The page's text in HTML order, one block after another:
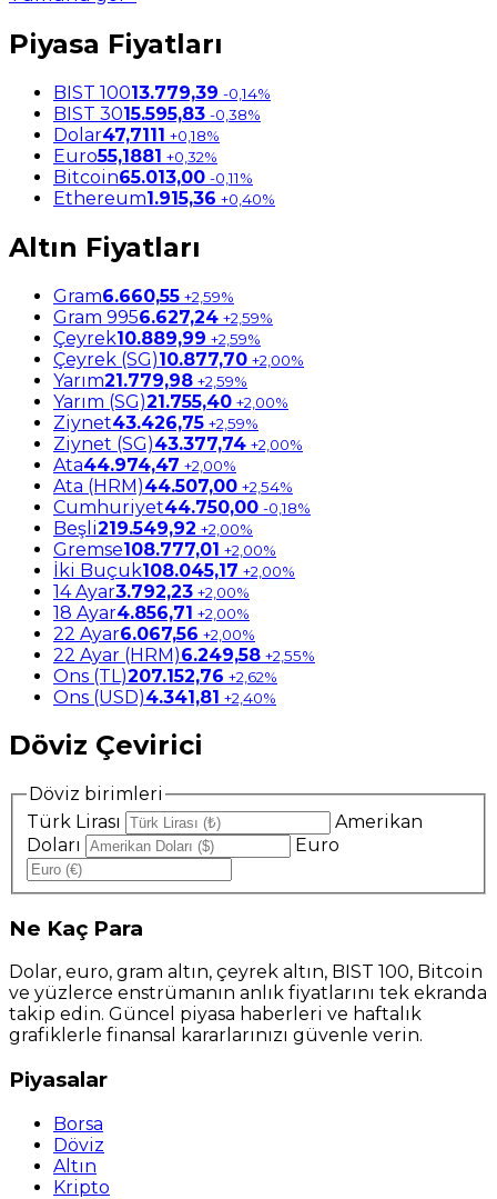
Piyasa Fiyatları
BIST 10013.779,39 -0,14%
BIST 3015.595,83 -0,38%
Dolar47,7111 +0,18%
Euro55,1881 +0,32%
Bitcoin65.013,00 -0,11%
Ethereum1.915,36 +0,40%
Altın Fiyatları
Gram6.660,55 +2,59%
Gram 9956.627,24 +2,59%
Çeyrek10.889,99 +2,59%
Çeyrek (SG)10.877,70 +2,00%
Yarım21.779,98 +2,59%
Yarım (SG)21.755,40 +2,00%
Ziynet43.426,75 +2,59%
Ziynet (SG)43.377,74 +2,00%
Ata44.974,47 +2,00%
Ata (HRM)44.507,00 +2,54%
Cumhuriyet44.750,00 -0,18%
Beşli219.549,92 +2,00%
Gremse108.777,01 +2,00%
İki Buçuk108.045,17 +2,00%
14 Ayar3.792,23 +2,00%
18 Ayar4.856,71 +2,00%
22 Ayar6.067,56 +2,00%
22 Ayar (HRM)6.249,58 +2,55%
Ons (TL)207.152,76 +2,62%
Ons (USD)4.341,81 +2,40%
Döviz Çevirici
Döviz birimleri
Türk Lirası
Amerikan
Doları
Euro
Ne Kaç Para
Dolar, euro, gram altın, çeyrek altın, BIST 100, Bitcoin
ve yüzlerce enstrümanın anlık fiyatlarını tek ekranda
takip edin. Güncel piyasa haberleri ve haftalık
grafiklerle finansal kararlarınızı güvenle verin.
Piyasalar
Borsa
Döviz
Altın
Kripto